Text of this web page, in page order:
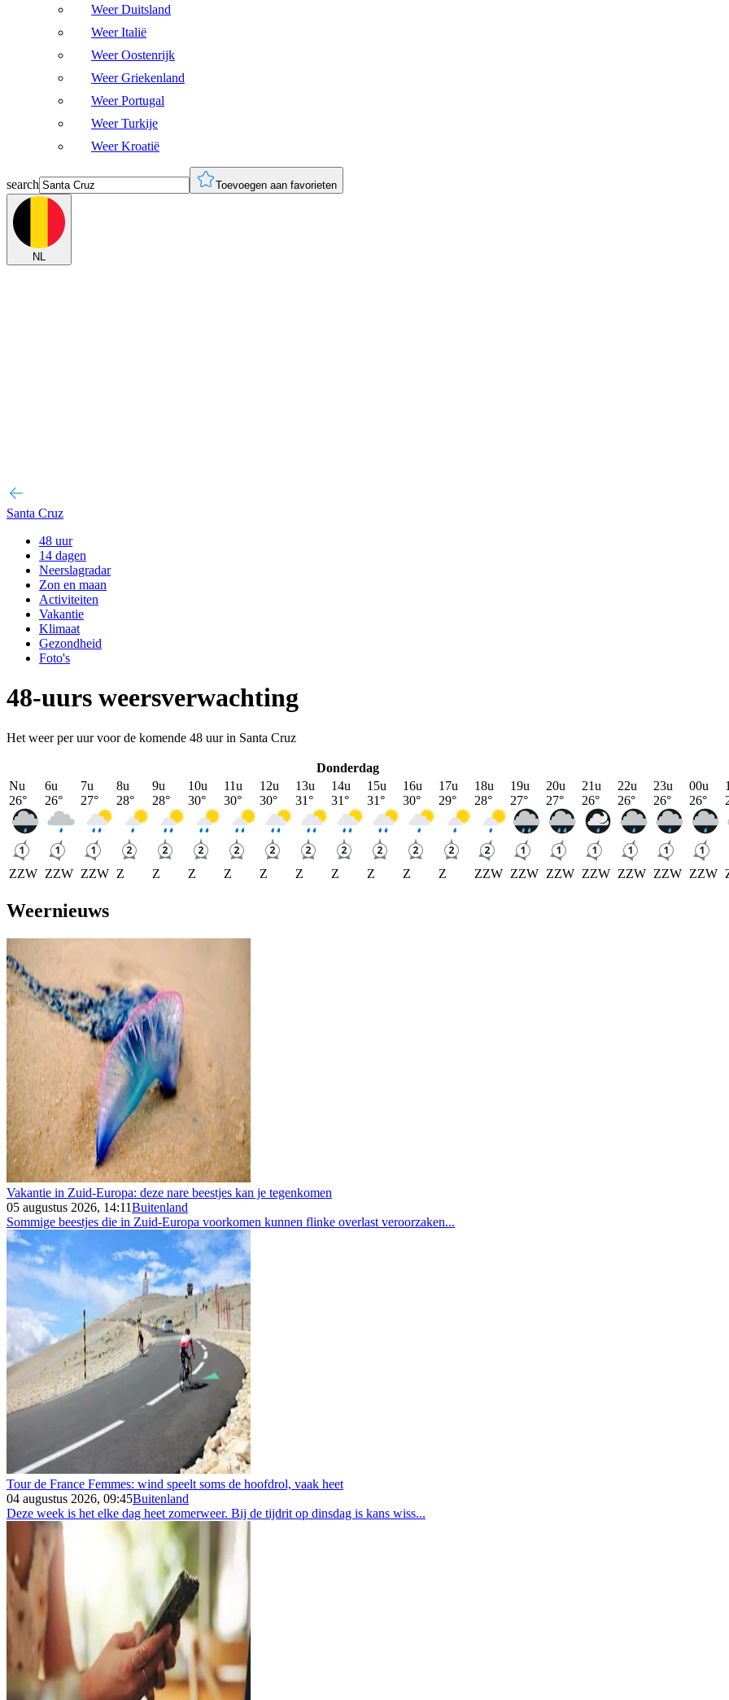
Weer Duitsland
Weer Italië
Weer Oostenrijk
Weer Griekenland
Weer Portugal
Weer Turkije
Weer Kroatië
search Toevoegen aan favorieten
NL
Santa Cruz
48 uur
14 dagen
Neerslagradar
Zon en maan
Activiteiten
Vakantie
Klimaat
Gezondheid
Foto's
48-uurs weersverwachting
Het weer per uur voor de komende 48 uur in Santa Cruz
Donderdag
Nu
26°
ZZW
6u
26°
ZZW
7u
27°
ZZW
8u
28°
Z
9u
28°
Z
10u
30°
Z
11u
30°
Z
12u
30°
Z
13u
31°
Z
14u
31°
Z
15u
31°
Z
16u
30°
Z
17u
29°
Z
18u
28°
ZZW
19u
27°
ZZW
20u
27°
ZZW
21u
26°
ZZW
22u
26°
ZZW
23u
26°
ZZW
00u
26°
ZZW
Weernieuws
Vakantie in Zuid-Europa: deze nare beestjes kan je tegenkomen
05 augustus 2026, 14:11Buitenland
Sommige beestjes die in Zuid-Europa voorkomen kunnen flinke overlast veroorzaken...
Tour de France Femmes: wind speelt soms de hoofdrol, vaak heet
04 augustus 2026, 09:45Buitenland
Deze week is het elke dag heet zomerweer. Bij de tijdrit op dinsdag is kans wiss...